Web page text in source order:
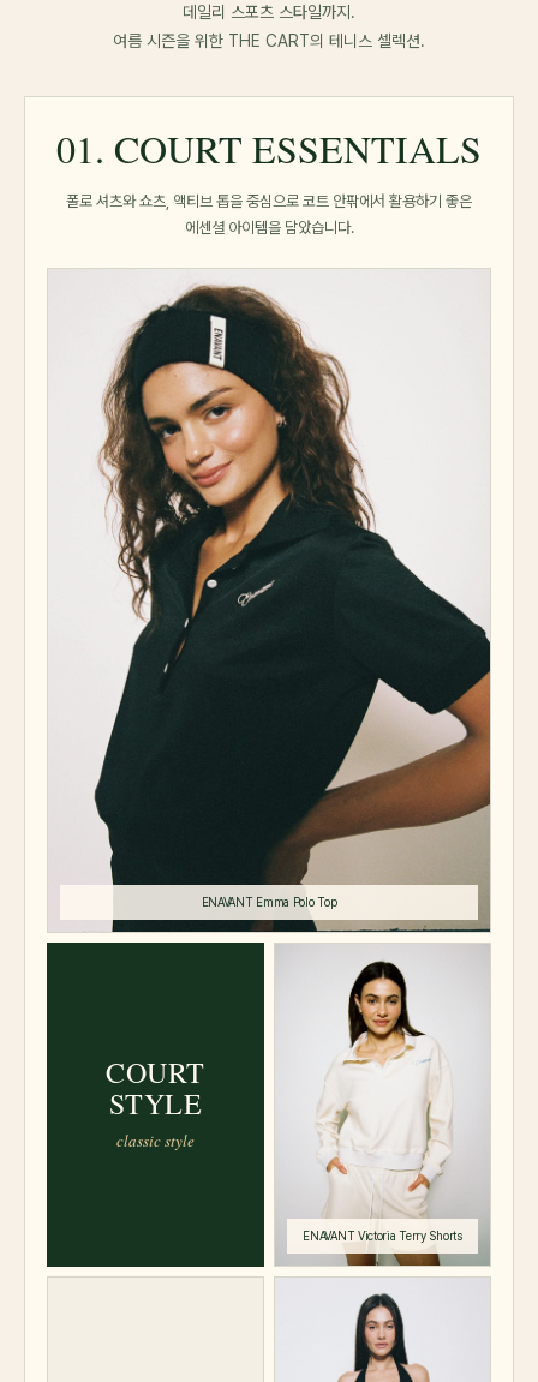
데일리 스포츠 스타일까지.
여름 시즌을 위한 THE CART의 테니스 셀렉션.
01. COURT ESSENTIALS
폴로 셔츠와 쇼츠, 액티브 톱을 중심으로 코트 안팎에서 활용하기 좋은
에센셜 아이템을 담았습니다.
COURT
STYLE
classic style